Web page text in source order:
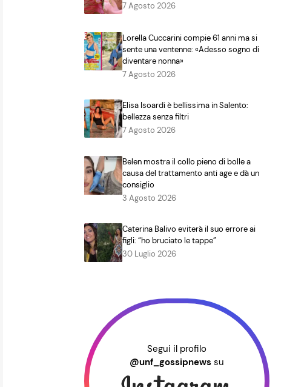
7 Agosto 2026
Lorella Cuccarini compie 61 anni ma si
sente una ventenne: «Adesso sogno di
diventare nonna»
7 Agosto 2026
Elisa Isoardi è bellissima in Salento:
bellezza senza filtri
7 Agosto 2026
Belen mostra il collo pieno di bolle a
causa del trattamento anti age e dà un
consiglio
3 Agosto 2026
Caterina Balivo eviterà il suo errore ai
figli: “ho bruciato le tappe”
30 Luglio 2026
Segui il profilo
@unf_gossipnews su